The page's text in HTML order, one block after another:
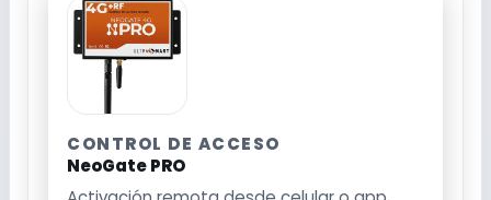
CONTROL DE ACCESO
NeoGate PRO